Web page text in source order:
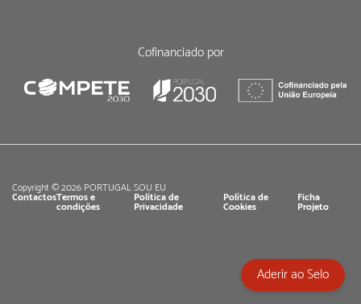
Cofinanciado por
Copyright © 2026 PORTUGAL SOU EU
ContactosTermos e
condições
Política de
Privacidade
Política de
Cookies
Ficha
Projeto
Aderir ao Selo